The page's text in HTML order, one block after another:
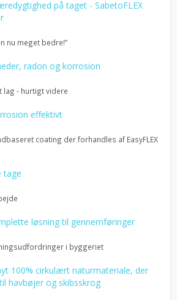
på taget - SabetoFLEX
nu meget bedre!”
radon og korrosion
lag - hurtigt videre
effektivt
coating der forhandles af EasyFLEX
tage
løsning til gennemføringer
i byggeriet
100% cirkulært naturmateriale, der
havbøjer og skibsskrog